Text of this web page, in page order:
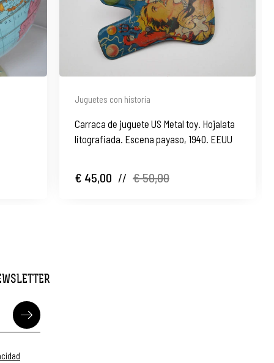
Juguetes con historia
Carraca de juguete US Metal toy. Hojalata
litografiada. Escena payaso, 1940. EEUU
€ 45,00 // € 50,00